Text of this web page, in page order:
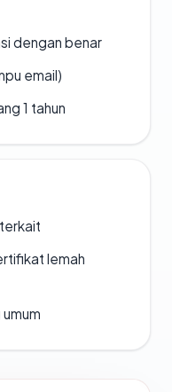
dengan benar
email)
1 tahun
lemah